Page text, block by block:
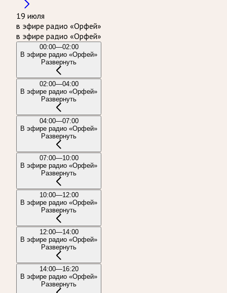
19 июля
в эфире радио «Орфей»
в эфире радио «Орфей»
00:00—02:00
В эфире радио «Орфей»
Развернуть
02:00—04:00
В эфире радио «Орфей»
Развернуть
04:00—07:00
В эфире радио «Орфей»
Развернуть
07:00—10:00
В эфире радио «Орфей»
Развернуть
10:00—12:00
В эфире радио «Орфей»
Развернуть
12:00—14:00
В эфире радио «Орфей»
Развернуть
14:00—16:20
В эфире радио «Орфей»
Развернуть